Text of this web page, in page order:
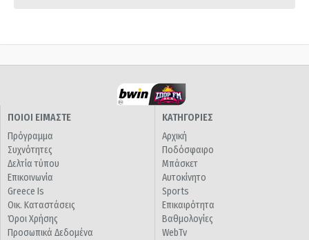
ΠΟΙΟΙ ΕΙΜΑΣΤΕ
Πρόγραμμα
Συχνότητες
Δελτία τύπου
Επικοινωνία
Greece Is
Οικ. Καταστάσεις
Όροι Χρήσης
Προσωπικά Δεδομένα
ΚΑΤΗΓΟΡΙΕΣ
Αρχική
Ποδόσφαιρο
Μπάσκετ
Αυτοκίνητο
Sports
Επικαιρότητα
Βαθμολογίες
WebTv